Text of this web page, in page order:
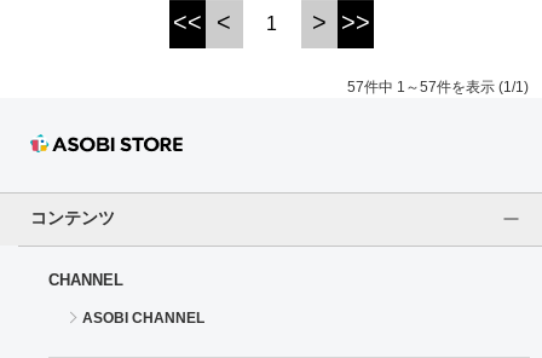
<< < 1 > >>
57件中 1～57件を表示 (1/1)
コンテンツ
CHANNEL
ASOBI CHANNEL